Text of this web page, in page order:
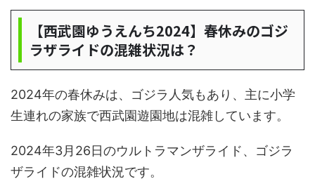
【西武園ゆうえんち2024】春休みのゴジ
ラザライドの混雑状況は？
2024年の春休みは、ゴジラ人気もあり、主に小学
生連れの家族で西武園遊園地は混雑しています。
2024年3月26日のウルトラマンザライド、ゴジラ
ザライドの混雑状況です。